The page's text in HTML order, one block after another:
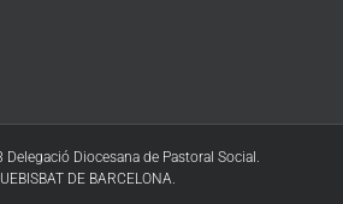
Diocesana de Pastoral Social.
DE BARCELONA.